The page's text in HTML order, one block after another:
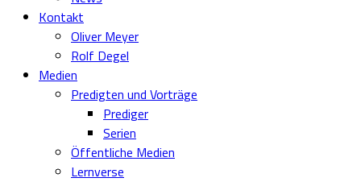
Kontakt
Oliver Meyer
Rolf Degel
Medien
Predigten und Vorträge
Prediger
Serien
Öffentliche Medien
Lernverse